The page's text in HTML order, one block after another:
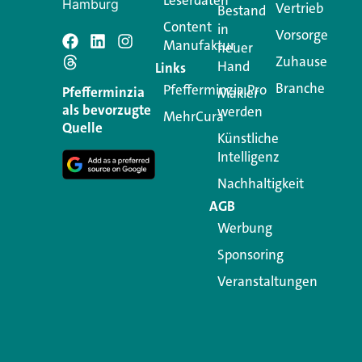
Schreiben
Ihre E-Mail-Adresse wird
Kommentar
Hamburg
Pfefferminzia
als bevorzugte
Quelle
Content
Manufaktur
Links
Pfefferminzia.Pro
MehrCura
Bestand
in
neuer
Hand
Makler
werden
Künstliche
Intelligenz
Nachhaltigkeit
AGB
Werbung
Sponsoring
Veranstaltungen
Vertrieb
Vorsorge
Zuhause
Branche